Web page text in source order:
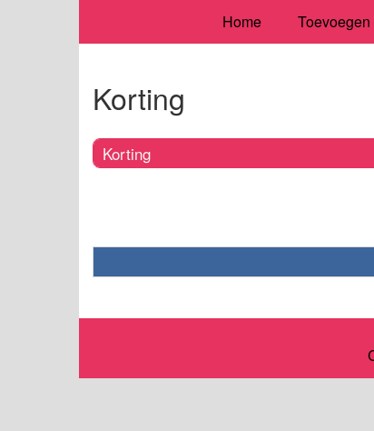
Home Toevoegen
Korting
Korting